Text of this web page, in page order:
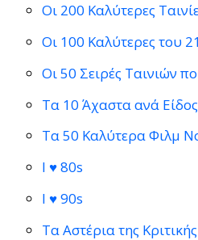
Οι 200 Καλύτερες
Οι 100 Καλύτερες του
Οι 50 Σειρές Ταινιών
Τα 10 Άχαστα ανά
Τα 50 Καλύτερα Φιλμ
I ♥ 80s
I ♥ 90s
Τα Αστέρια της Κριτικής